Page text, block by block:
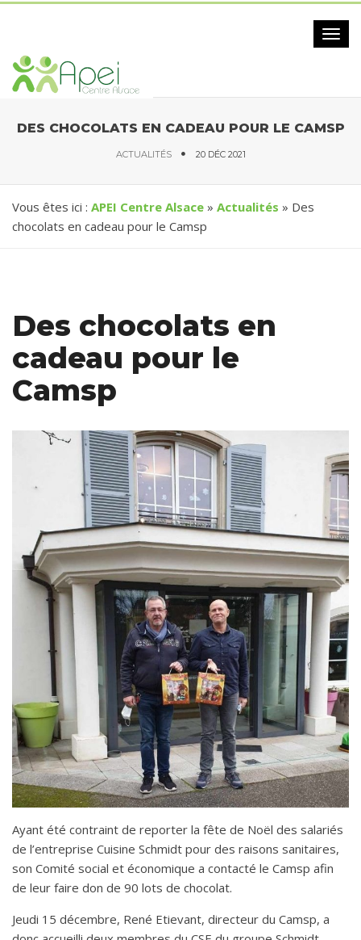
DES CHOCOLATS EN CADEAU POUR LE CAMSP
ACTUALITÉS 20 DÉC 2021
Vous êtes ici : APEI Centre Alsace » Actualités » Des
chocolats en cadeau pour le Camsp
Des chocolats en
cadeau pour le
Camsp
Ayant été contraint de reporter la fête de Noël des salariés
de l’entreprise Cuisine Schmidt pour des raisons sanitaires,
son Comité social et économique a contacté le Camsp afin
de leur faire don de 90 lots de chocolat.
Jeudi 15 décembre, René Etievant, directeur du Camsp, a